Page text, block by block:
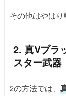
その他はやはり
2. 真Vブラ
スター武器
2の方法では、